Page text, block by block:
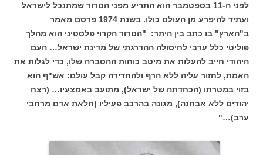
לפני ה-11 בספטמבר הוא התריע מפני הטרור שמתנכל לישראל
ועתיד להיפרע מן העולם כולו. בשנת 1974 פרסם מאמר
ב"הארץ" בו כתב בין היתר: "הטרור הקרוי פלסטיני הוא מהלך
פוליטי כלל ערבי לחיסולה ההדרגתי של מדינת ישראל… העם
היהודי חייב להעלות את מיטב כוחות ההסברה שלו, כדי לגלות את
האמת, לחזור עליה ללא הרף ולהחדירה קבל עולם: אש"ף הוא
בזוי במטרתו (הכחדתה של ישראל), מתועב באמצעיו… (רצח
יהודים ללא אבחנה), מגונה בהרכב פעיליו (חלאת אדם מרחבי
ערב)…"